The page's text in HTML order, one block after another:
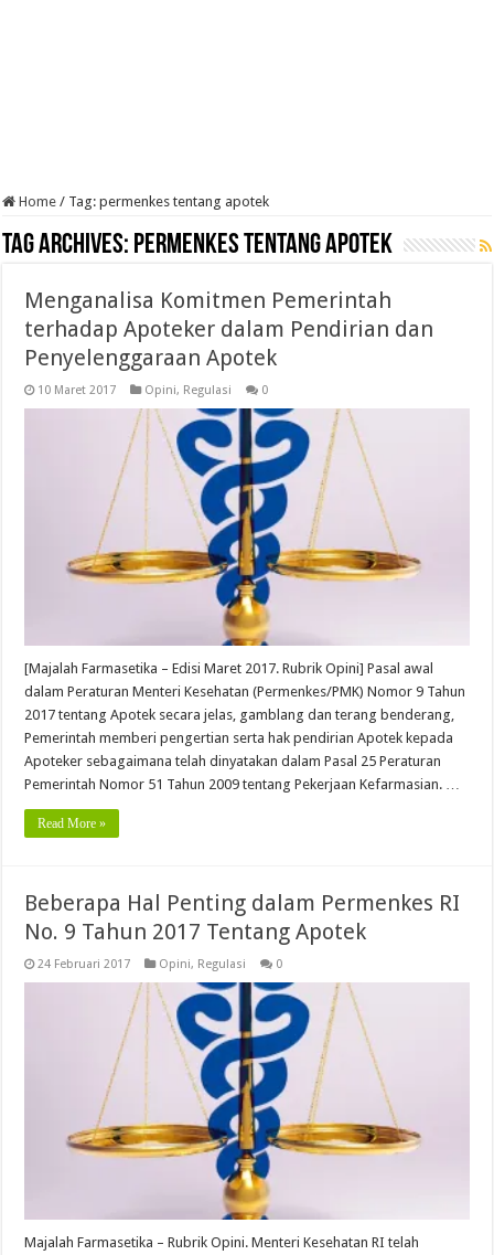
Home / Tag:permenkes tentang apotek
Tag Archives: permenkes tentang apotek
Menganalisa Komitmen Pemerintah
terhadap Apoteker dalam Pendirian dan
Penyelenggaraan Apotek
10 Maret 2017 Opini, Regulasi 0
[Majalah Farmasetika – Edisi Maret 2017. Rubrik Opini] Pasal awal
dalam Peraturan Menteri Kesehatan (Permenkes/PMK) Nomor 9 Tahun
2017 tentang Apotek secara jelas, gamblang dan terang benderang,
Pemerintah memberi pengertian serta hak pendirian Apotek kepada
Apoteker sebagaimana telah dinyatakan dalam Pasal 25 Peraturan
Pemerintah Nomor 51 Tahun 2009 tentang Pekerjaan Kefarmasian. …
Read More »
Beberapa Hal Penting dalam Permenkes RI
No. 9 Tahun 2017 Tentang Apotek
24 Februari 2017 Opini, Regulasi 0
Majalah Farmasetika – Rubrik Opini. Menteri Kesehatan RI telah